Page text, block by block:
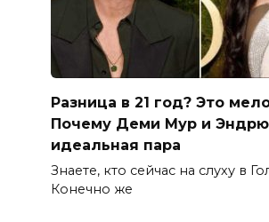
Разница в 21 год? Это
Почему Деми Мур и
идеальная пара
Знаете, кто сейчас на слуху в
Конечно же